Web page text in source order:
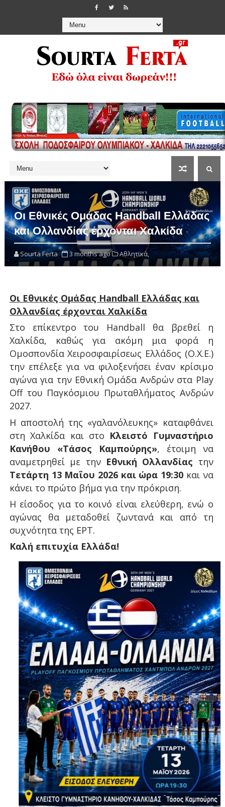
Οι Εθνικές Ομάδας Handball Ελλάδας
και Ολλανδίας έρχονται Χαλκίδα
Sourta Ferta 3 months ago Αθλητικά,
Οι Εθνικές Ομάδας Handball Ελλάδας και
Ολλανδίας έρχονται Χαλκίδα
Στο επίκεντρο του Handball
θα βρεθεί η
Χαλκίδα, καθώς για ακόμη μια φορά η
Ομοσπονδία Χειροσφαιρίσεως Ελλάδος (Ο.Χ.Ε.)
την επέλεξε για να φιλοξενήσει έναν κρίσιμο
αγώνα για την Εθνική Ομάδα Ανδρών στα Play
Off του Παγκόσμιου Πρωταθλήματος Ανδρών
2027.
Η αποστολή της «γαλανόλευκης» καταφθάνει
στη Χαλκίδα και στο Κλειστό Γυμναστήριο
Κανήθου «Τάσος Καμπούρης», έτοιμη να
αναμετρηθεί με την Εθνική Ολλανδίας την
Τετάρτη 13 Μαΐου 2026 και ώρα 19:30 και να
κάνει το πρώτο βήμα για την πρόκριση.
Η είσοδος για το κοινό είναι ελεύθερη, ενώ ο
αγώνας θα μεταδοθεί ζωντανά και από τη
συχνότητα της ΕΡΤ.
Καλή επιτυχία Ελλάδα!